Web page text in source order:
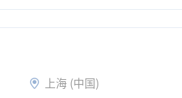
上海 (中国)